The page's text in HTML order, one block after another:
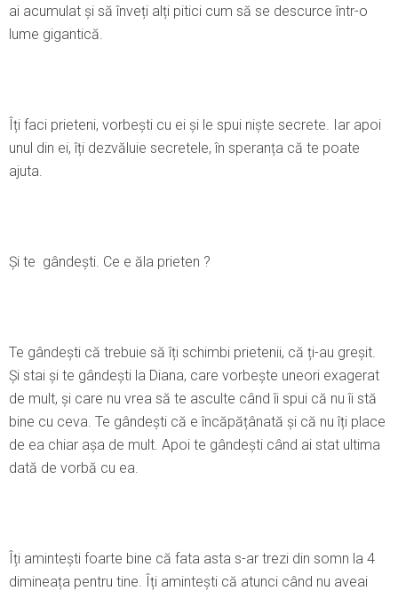
ai acumulat și să înveți alți pitici cum să se descurce într-o
lume gigantică.
Îți faci prieteni, vorbești cu ei și le spui niște secrete. Iar apoi
unul din ei, îți dezvăluie secretele, în speranța că te poate
ajuta.
Şi te gândești. Ce e ăla prieten ?
Te gândești că trebuie să îți schimbi prietenii, că ți-au greșit.
Şi stai și te gândești la Diana, care vorbește uneori exagerat
de mult, și care nu vrea să te asculte când îi spui că nu îi stă
bine cu ceva. Te gândești că e încăpățânată și că nu îți place
de ea chiar așa de mult. Apoi te gândești când ai stat ultima
dată de vorbă cu ea.
Îți amintești foarte bine că fata asta s-ar trezi din somn la 4
dimineața pentru tine. Îți amintești că atunci când nu aveai